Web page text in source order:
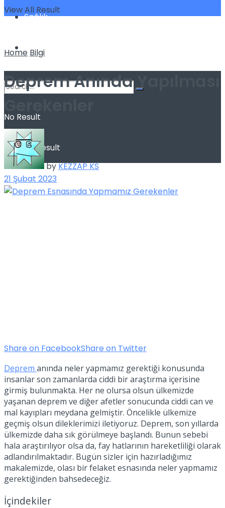
Sağlık
Spor
No Result
View All Result
View All Result
Home Bilgi
Deprem Anında Yapılması
byKEZZAP KS
21 Şubat 2023
Share on FacebookShare on Twitter
Deprem anında neler yapmamız gerektiği konusunda
insanlar son zamanlarda ciddi bir araştırma içerisine
girmiş bulunmakta. Her ne olursa olsun ülkemizde
yaşanan deprem ve diğer afetler sonucunda ciddi can ve
mal kayıpları meydana gelmiştir. Öncelikle ülkemize
geçmiş olsun dileklerimizi iletiyoruz. Deprem, son yıllarda
ülkemizde daha sık görülmeye başlandı. Bunun sebebi
hala araştırılıyor olsa da, fay hatlarının hareketliliği olarak
adlandırılmaktadır. Bugün sizler için hazırladığımız
makalemizde, olası bir felaket esnasında neler yapmamız
gerektiğinden bahsedeceğiz.
İçindekiler